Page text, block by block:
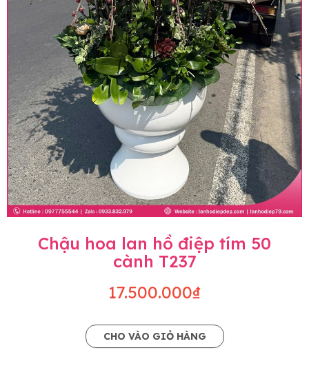
Chậu hoa lan hồ điệp tím 50
cành T237
17.500.000₫
CHO VÀO GIỎ HÀNG